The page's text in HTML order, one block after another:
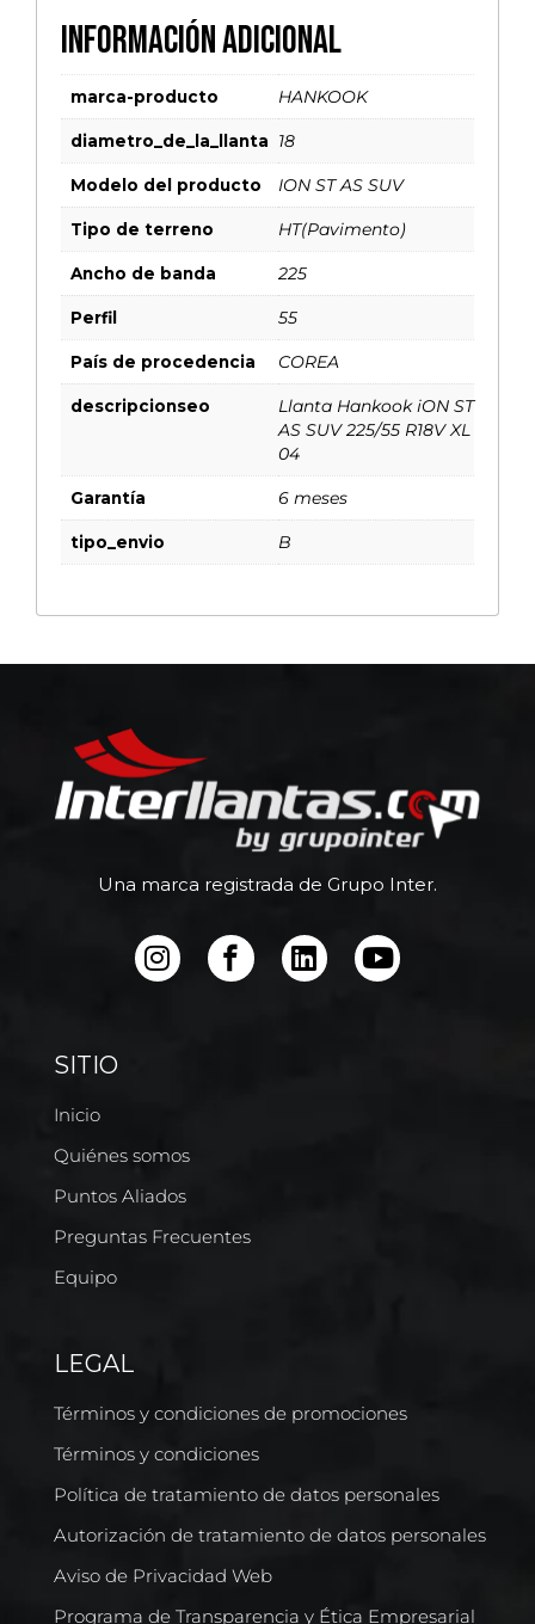
Información adicional
marca-producto HANKOOK
diametro_de_la_llanta 18
Modelo del producto ION ST AS SUV
Tipo de terreno HT(Pavimento)
Ancho de banda 225
Perfil 55
País de procedencia COREA
descripcionseo
Llanta Hankook iON ST
AS SUV 225/55 R18V XL
04
Garantía 6 meses
tipo_envio B
Una marca registrada de Grupo Inter.
SITIO
Inicio
Quiénes somos
Puntos Aliados
Preguntas Frecuentes
Equipo
LEGAL
Términos y condiciones de promociones
Términos y condiciones
Política de tratamiento de datos personales
Autorización de tratamiento de datos personales
Aviso de Privacidad Web
Programa de Transparencia y Ética Empresarial